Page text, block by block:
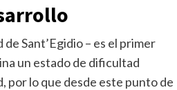
Sant’Egidio – es el primer
un estado de dificultad
por lo que desde este punto de